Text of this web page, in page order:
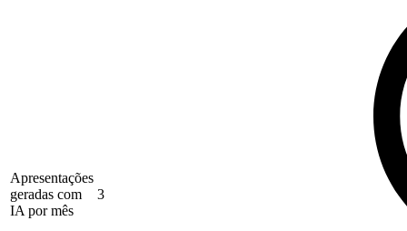
Apresentações
geradas com
IA por mês
3